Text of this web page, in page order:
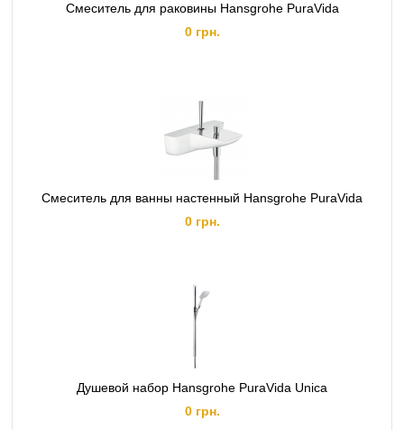
Смеситель для раковины Hansgrohe PuraVida
0 грн.
Смеситель для ванны настенный Hansgrohe PuraVida
0 грн.
Душевой набор Hansgrohe PuraVida Unica
0 грн.